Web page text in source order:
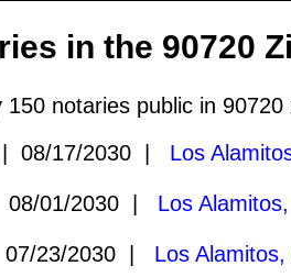
in the 90720
notaries public in 90720
08/17/2030 | Los
01/2030 | Los
23/2030 | Los Alamitos,